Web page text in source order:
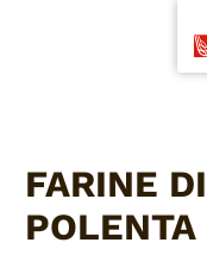
FARINE
POLENTA